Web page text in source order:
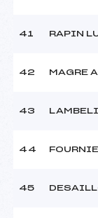
41 RAPIN
42 MAGRE
43
44
45